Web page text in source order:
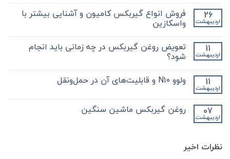
دیدگاهی
نکات
مهم
کلیدی
در
مورد
بکس
کامیون
باید
نشده 26
اردیبهشت
فروش انواع گیربکس کامیون و آشنایی بیشتر با
واسکازین
برای
فروش
انواع
و
آشنایی
واسکازین
ثبت
نشده 11
اردیبهشت
تعویض روغن گیربکس در چه زمانی باید انجام
شود؟
برای
تعویض
در
چه
ثبت
نشده 11
اردیبهشت
ولوو N10 و قابلیت‌های آن در حمل‌ونقل
ولوو
N10
حمل‌ونقل
ثبت
نشده 07
اردیبهشت
روغن گیربکس ماشین سنگین
گیربکس
ماشیننظرات اخیر